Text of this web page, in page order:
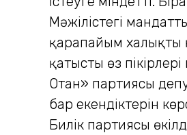
Мәжілістегі
қарапайым халықты
қатысты өз
Отан» партиясы
бар екендіктерін
Билік партиясы